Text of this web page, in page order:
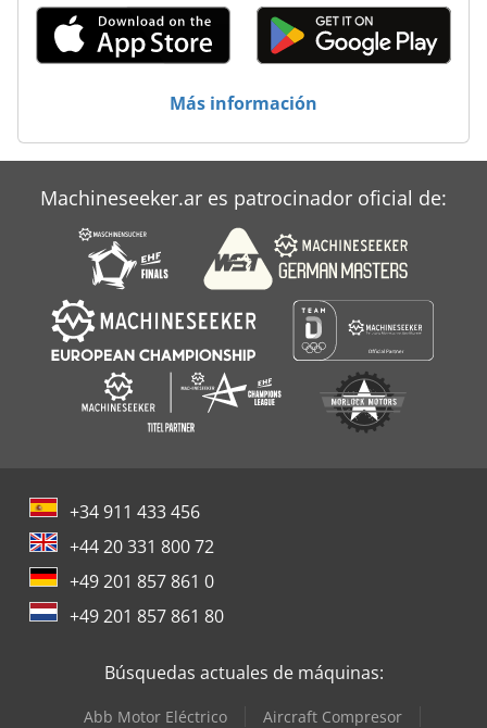
Más información
Machineseeker.ar es patrocinador oficial de:
+34 911 433 456
+44 20 331 800 72
+49 201 857 861 0
+49 201 857 861 80
Búsquedas actuales de máquinas:
Abb Motor Eléctrico
Aircraft Compresor